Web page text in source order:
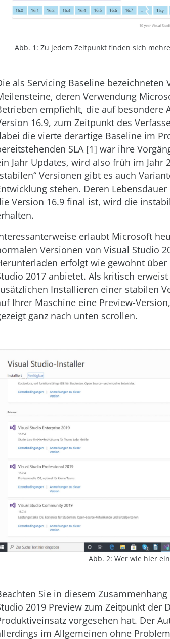
Abb. 1: Zu jedem Zeitpunkt finden sich
als Servicing Baseline
deren Verwendung
empfiehlt, die auf besondere
16.9, zum Zeitpunkt des
die vierte derartige Baseline im
SLA [1] war ihre
Jahr Updates, wird also früh im Jahr
Versionen gibt es auch
stehen. Deren
Version 16.9 final ist, wird die
erlaubt Microsoft
Versionen von Visual Studio
erfolgt wie gewohnt
2017 anbietet. Als kritisch
Installieren einer stabilen
Ihrer Maschine eine Preview-
ganz nach unten scrollen.
Abb. 2: Wer wie hier
Sie in diesem
2019 Preview zum Zeitpunkt der
vorgesehen hat. Der
im Allgemeinen ohne